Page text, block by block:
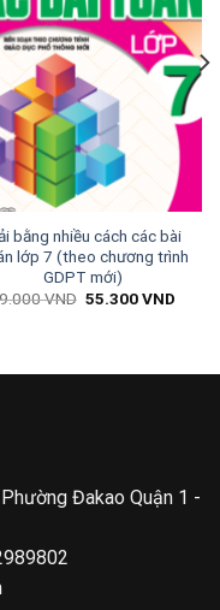
bằng nhiều cách các bài
lớp 7 (theo chương trình
GDPT mới)
VND Giá
55.300VND
Đakao Quận 1 -